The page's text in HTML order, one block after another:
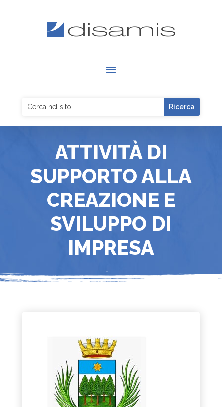
ATTIVITÀ DI
SUPPORTO ALLA
CREAZIONE E
SVILUPPO DI
IMPRESA